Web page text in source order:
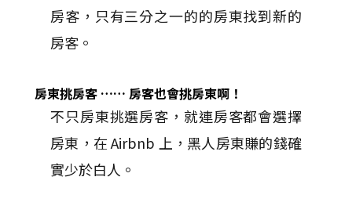
房客，只有三分之一的的房東找到新的
房客。
房東挑房客 …… 房客也會挑房東啊！
不只房東挑選房客，就連房客都會選擇
房東，在 Airbnb 上，黑人房東賺的錢確
實少於白人。